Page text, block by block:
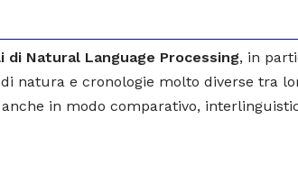
di Natural Language Processing, in
natura e cronologie molto diverse tra
in modo comparativo,